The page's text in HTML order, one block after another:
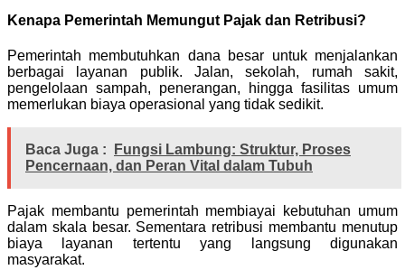
Kenapa Pemerintah Memungut Pajak dan Retribusi?
Pemerintah membutuhkan dana besar untuk menjalankan
berbagai layanan publik. Jalan, sekolah, rumah sakit,
pengelolaan sampah, penerangan, hingga fasilitas umum
memerlukan biaya operasional yang tidak sedikit.
Baca Juga :
Fungsi Lambung: Struktur, Proses
Pencernaan, dan Peran Vital dalam Tubuh
Pajak membantu pemerintah membiayai kebutuhan umum
dalam skala besar. Sementara retribusi membantu menutup
biaya layanan tertentu yang langsung digunakan
masyarakat.